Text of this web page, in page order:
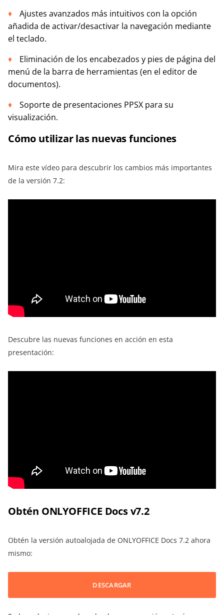
Ajustes avanzados más intuitivos con la opción
añadida de activar/desactivar la navegación mediante
el teclado.
Eliminación de los encabezados y pies de página del
menú de la barra de herramientas (en el editor de
documentos).
Soporte de presentaciones PPSX para su
visualización.
Cómo utilizar las nuevas funciones
Mira este vídeo para descubrir los cambios más importantes
de la versión 7.2:
Descubre las nuevas funciones en acción en esta
presentación:
Obtén ONLYOFFICE Docs v7.2
Obtén la versión autoalojada de ONLYOFFICE Docs 7.2 ahora
mismo:
DESCARGAR